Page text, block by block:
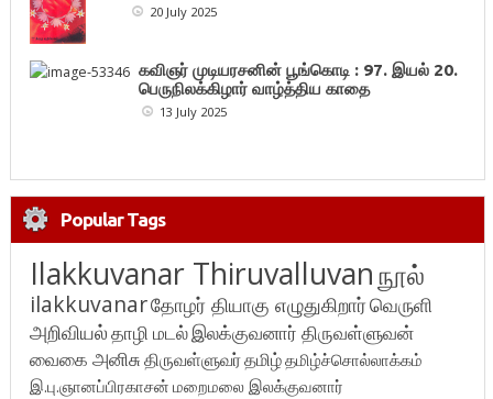
20 July 2025
கவிஞர் முடியரசனின் பூங்கொடி : 97. இயல் 20.
பெருநிலக்கிழார் வாழ்த்திய காதை
13 July 2025
Popular Tags
Ilakkuvanar Thiruvalluvanநூல்
ilakkuvanarதோழர் தியாகு எழுதுகிறார்வெருளி
அறிவியல்தாழி மடல்இலக்குவனார் திருவள்ளுவன்
வைகை அனிசுதிருவள்ளுவர்தமிழ்தமிழ்ச்சொல்லாக்கம்
இ.பு.ஞானப்பிரகாசன் மறைமலை இலக்குவனார்